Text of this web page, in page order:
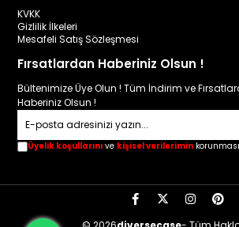
KVKK
Gizlilik İlkeleri
Mesafeli Satış Sözleşmesi
Fırsatlardan Haberiniz Olsun !
Bültenimize Üye Olun ! Tüm İndirim ve
Haberiniz Olsun !
Üyelik koşullarını ve kişisel verilerimin